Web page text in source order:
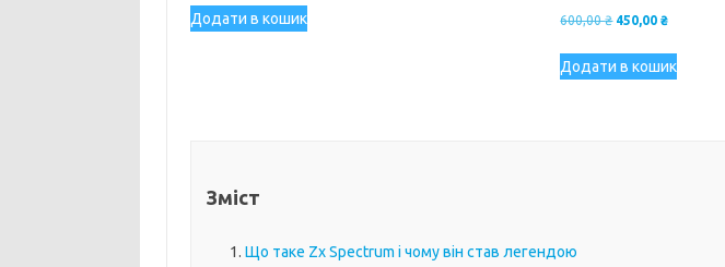
95,00 ₴.80,00 ₴.
Додати в кошик 600,00₴ Оригінальна
600,00 ₴.
450,00₴Поточна
450,00 ₴.
Додати в кошик
Зміст
Що таке Zx Spectrum і чому він став легендою